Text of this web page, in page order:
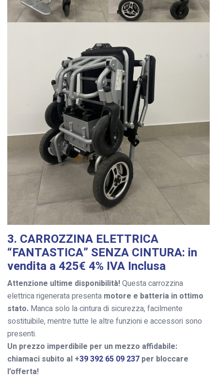
3. CARROZZINA ELETTRICA
“FANTASTICA” SENZA CINTURA: in
vendita a 425€ 4% IVA Inclusa
Attenzione ultime disponibilità!Questa carrozzina
elettrica rigenerata presenta motore e batteria in ottimo
stato. Manca solo la cintura di sicurezza, facilmente
sostituibile, mentre tutte le altre funzioni e accessori sono
presenti.
Un prezzo imperdibile per un mezzo affidabile:
chiamaci subito al +39 392 65 09 237 per bloccare
l’offerta!